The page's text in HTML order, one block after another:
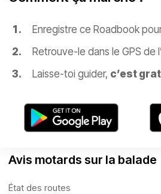
Enregistre ce Roadbook
Retrouve-le dans le GPS de
Laisse-toi guider, c’est
Avis motards sur la balade
État des routes